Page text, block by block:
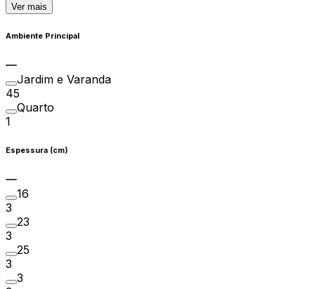
Ver mais
Ambiente Principal
Jardim e Varanda
45
Quarto
1
Espessura (cm)
16
3
23
3
25
3
3